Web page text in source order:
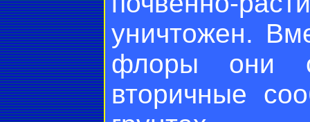
уничтожен.
флоры они
вторичные